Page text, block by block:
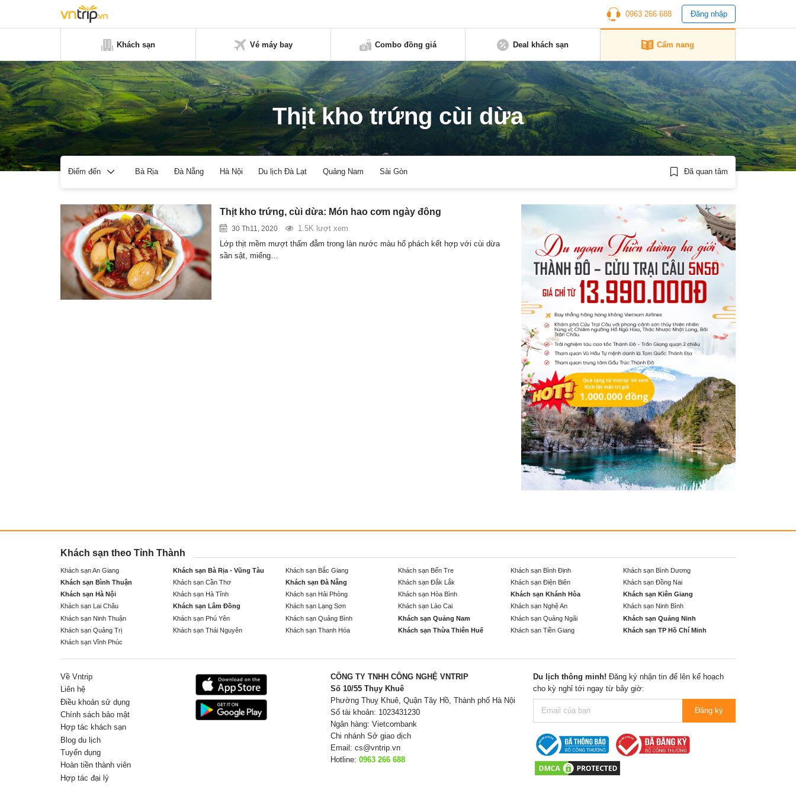
0963 266 688 Đăng nhập
Khách sạn Vé máy bay Combo đồng giá Deal khách sạn Cẩm nang
Thịt kho trứng cùi dừa
Điểm đến Bà Rịa Đà Nẵng Hà Nội Du lịch Đà Lạt Quảng Nam Sài Gòn Đã quan tâm
Thịt kho trứng, cùi dừa: Món hao cơm ngày đông
30 Th11, 2020
1.5K lượt xem
Lớp thịt mềm mượt thấm đẫm trong làn nước màu hổ phách kết hợp với cùi dừa
sần sật, miếng…
Khách sạn theo Tỉnh Thành
Khách sạn An Giang Khách sạn Bà Rịa - Vũng Tàu Khách sạn Bắc Giang Khách sạn Bến Tre Khách sạn Bình Định
Khách sạn Bình Dương
Khách sạn Bình Thuận
Khách sạn Cần Thơ Khách sạn Đà Nẵng Khách sạn Đắk Lắk Khách sạn Điện Biên
Khách sạn Đồng Nai
Khách sạn Hà Nội
Khách sạn Hà Tĩnh Khách sạn Hải Phòng Khách sạn Hòa Bình Khách sạn Khánh Hòa
Khách sạn Kiên Giang
Khách sạn Lai Châu
Khách sạn Lâm Đồng Khách sạn Lạng Sơn Khách sạn Lào Cai Khách sạn Nghệ An
Khách sạn Ninh Bình
Khách sạn Ninh Thuận
Khách sạn Phú Yên Khách sạn Quảng Bình Khách sạn Quảng Nam Khách sạn Quảng Ngãi
Khách sạn Quảng Ninh
Khách sạn Quảng Trị
Khách sạn Thái Nguyên Khách sạn Thanh Hóa Khách sạn Thừa Thiên Huế Khách sạn Tiền Giang
Khách sạn TP Hồ Chí Minh
Khách sạn Vĩnh Phúc
Về Vntrip
Liên hệ
Điều khoản sử dụng
Chính sách bảo mật
Hợp tác khách sạn
Blog du lịch
Tuyển dụng
Hoàn tiền thành viên
Hợp tác đại lý
CÔNG TY TNHH CÔNG NGHỆ VNTRIP
Số 10/55 Thụy Khuê
Phường Thuỵ Khuê, Quận Tây Hồ, Thành phố Hà Nội
Số tài khoản: 1023431230
Ngân hàng: Vietcombank
Chi nhánh Sở giao dịch
Email: cs@vntrip.vn
Hotline: 0963 266 688
Du lịch thông minh! Đăng ký nhận tin để lên kế hoạch
cho kỳ nghỉ tới ngay từ bây giờ:
Đăng ký